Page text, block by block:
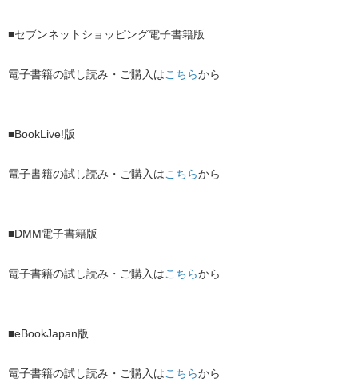
■セブンネットショッピング電子書籍版
電子書籍の試し読み・ご購入はこちらから
■BookLive!版
電子書籍の試し読み・ご購入はこちらから
■DMM電子書籍版
電子書籍の試し読み・ご購入はこちらから
■eBookJapan版
電子書籍の試し読み・ご購入はこちらから